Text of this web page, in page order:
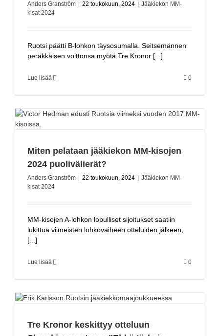
Anders Granström 22 toukokuun, 2024
Jääkiekon MM-
kisat 2024
Ruotsi päätti B-lohkon täysosumalla. Seitsemännen
peräkkäisen voittonsa myötä Tre Kronor [...]
Lue lisää 0
Miten pelataan jääkiekon MM-kisojen
2024 puolivälierät?
Anders Granström 22 toukokuun, 2024
Jääkiekon MM-
kisat 2024
MM-kisojen A-lohkon lopulliset sijoitukset saatiin
lukittua viimeisten lohkovaiheen otteluiden jälkeen,
[...]
Lue lisää 0
Tre Kronor keskittyy otteluun